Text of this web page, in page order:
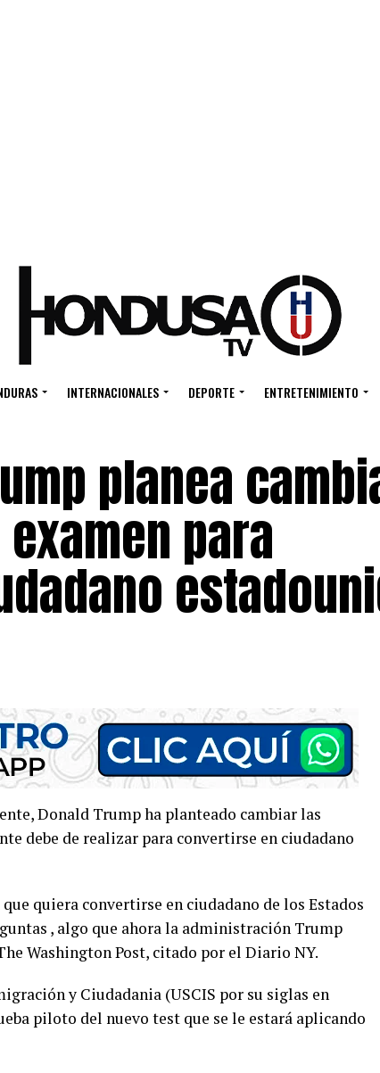
INTERNACIONALES DEPORTE ENTRETENIMIENTO
planea
para
Donald Trump ha planteado cambiar las
debe de realizar para convertirse en ciudadano
quiera convertirse en ciudadano de los Estados
, algo que ahora la administración Trump
Washington Post, citado por el Diario NY.
y Ciudadania (USCIS por su siglas en
piloto del nuevo test que se le estará aplicando